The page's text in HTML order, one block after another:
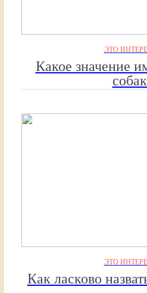
ЭТО
Какое значение
ЭТО
Как ласково